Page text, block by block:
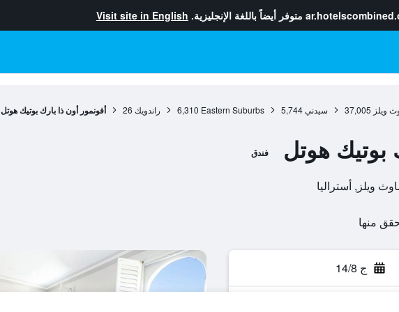
متوفر أيضاً باللغة الإنجليزية. Visit site in English
ويلز 37,005 سيدني 5,744
Eastern Suburbs
6,310 راندويك 26 أفونمور أون ذا بارك بوتيك هوتل
بوتيك هوتل فندق
ج 14/8